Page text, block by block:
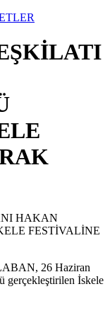
26 Haziran
gerçekleştirilen İskele